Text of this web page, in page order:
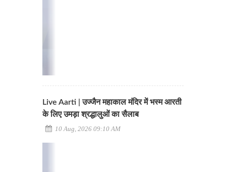
Live Aarti | उज्जैन महाकाल मंदिर में भस्म आरती
के लिए उमड़ा श्रद्धालुओं का सैलाब
10 Aug, 2026 09:10 AM